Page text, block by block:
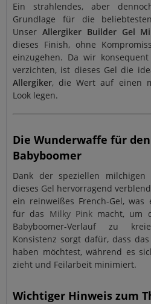
Ein strahlendes, aber
Grundlage für die
Unser Allergiker Builder Gel
dieses Finish, ohne
einzugehen. Da wir
verzichten, ist dieses Gel die
Allergiker, die Wert auf einen
Look legen.
Die Wunderwaffe für
Babyboomer
Dank der speziellen milchigen
dieses Gel hervorragend
ein reinweißes French-Gel,
für das Milky Pinkmacht, um
Babyboomer-Verlauf zu
Konsistenz sorgt dafür, dass
haben möchtest, während es
zieht und Feilarbeit minimiert.
Wichtiger Hinweis zum